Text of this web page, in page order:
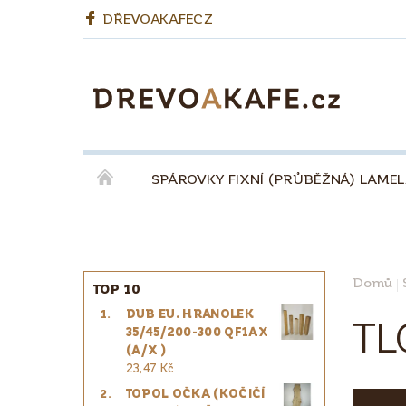
DŘEVOAKAFECZ
SPÁROVKY FIXNÍ (PRŮBĚŽNÁ)
KÁVA QUINTA ŘEZIVO ESPRESSO 100% -
PRO ŘEMESLNÍKY PRO DESIGNÉRY
TOP 10
DUB EU. HRANOLEK
35/45/200-300 QF1AX
(A/X )
23,47 Kč
TOPOL OČKA (KOČIČÍ
Domů